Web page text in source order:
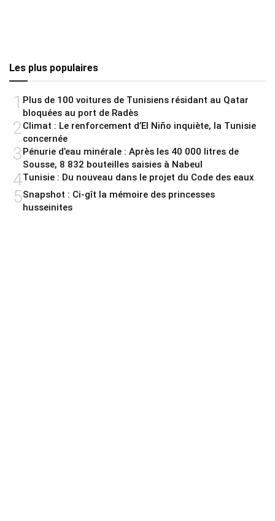
Les plus populaires
1 Plus de 100 voitures de Tunisiens résidant au Qatar
bloquées au port de Radès
2 Climat : Le renforcement d’El Niño inquiète, la Tunisie
concernée
3Pénurie d’eau minérale : Après les 40 000 litres de
Sousse, 8 832 bouteilles saisies à Nabeul
4Tunisie : Du nouveau dans le projet du Code des eaux
5Snapshot : Ci-gît la mémoire des princesses
husseinites